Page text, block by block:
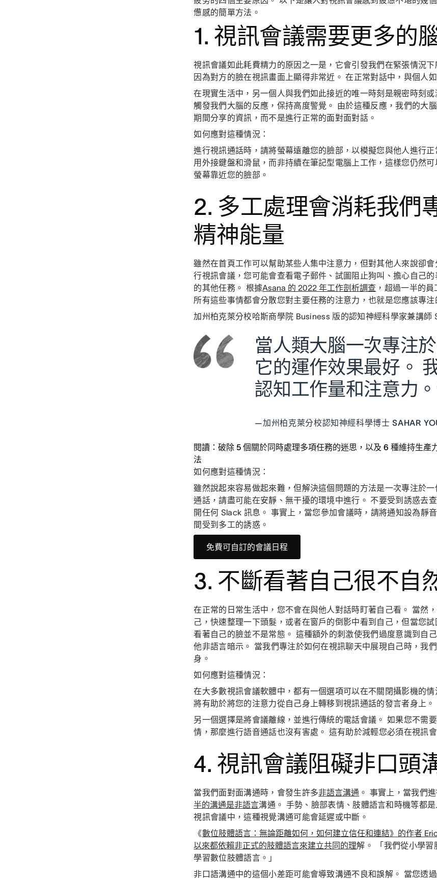
憊感的簡單方法。
1. 視訊會議需要更多的
視訊會議如此耗費精力的原因之一是，它會引發我們在緊張情況
因為對方的臉在視訊畫面上顯得非常近。 在正常對話中，與個人
在現實生活中，另一個人與我們如此接近的唯一時刻是親密時刻
觸發我們大腦的反應，保持高度警覺。 由於這種反應，我們的大
期間分享的資訊，而不是進行正常的面對面對話。
如何應對這種情況：
進行視訊通話時，請將螢幕遠離您的臉部，以模擬您與他人進行
用外接鍵盤和滑鼠，而非持續在筆記型電腦上工作，這樣您仍然
螢幕靠近您的臉部。
2. 多工處理會消耗我們
精神能量
雖然在首頁工作可以幫助某些人集中注意力，但對其他人來說卻
行視訊會議，您可能會查看電子郵件、試圖阻止狗叫、擔心自己
的其他任務。 根據Asana 的 2022 年工作剖析調查 ，超過一半的
所有這些事情都會分散您對主要任務的注意力，也就是您應該專注
加州柏克萊分校哈斯商學院 Business 版的認知神經科學家兼講師
當人類大腦一次專注
它的運作效果最好。
認知工作量和注意力
—加州柏克萊分校認知神經科學博士 SAHAR
閱讀：破除 5 個關於同時處理多項任務的迷思，以及 6 種維持生產
法
如何應對這種情況：
雖然說起來容易做起來難，但解決這個問題的方法是一次專注於
通話，請盡可能在安靜、無干擾的環境中進行。 不要受到誘惑去
開任何 Slack 訊息。 事實上，當您參加會議時，請將通知設為靜
間受到多工的誘惑。
免費可自訂的會議日程
3. 不斷看著自己很不自
在正常的日常生活中，您不會在與他人對話時盯著自己看。 當然
己，快速整理一下頭髮，或者在窗戶的倒影中看到自己，但當您試
看著自己的臉並不是常態。 這種額外的刺激使我們過度意識到自
他非語言暗示。 當我們專注於如何在視訊聊天中展現自己時，我
身。
如何應對這種情況：
在大多數視訊會議軟體中，都有一個選項可以在不關閉攝影機的
將有助於將您的注意力從自己身上轉移到視訊通話的發言者身上。
另一個選擇是將會議離線，並進行傳統的電話會議。 如果您不需
情，那麼進行語音通話也沒有害處。 這有助於減輕您必須在視訊
4. 視訊會議阻礙非口頭
當我們面對面溝通時，會發生許多非語言溝通 。 事實上，當我們
半的溝通是非語言溝通。 手勢、臉部表情、肢體語言和時機等都
視訊會議中，這種視覺溝通可能會延遲或中斷。
《數位肢體語言：無論距離如何，如何建立信任和連結》的作者
以來都依賴非正式的肢體語言來建立共同的理解。 「我們從小學習
學習數位肢體語言。」
非口語溝通中的這個小差距可能會導致溝通不良和誤解。 當您透